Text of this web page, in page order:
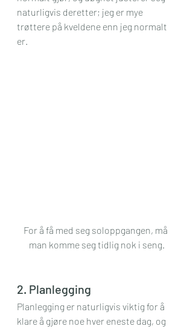
naturligvis deretter; jeg er mye
trøttere på kveldene enn jeg normalt
er.
For å få med seg soloppgangen, må
man komme seg tidlig nok i seng.
2. Planlegging
Planlegging er naturligvis viktig for å
klare å gjøre noe hver eneste dag, og